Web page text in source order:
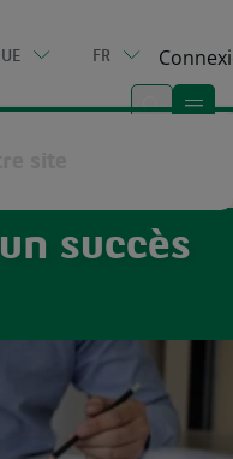
FR
succès